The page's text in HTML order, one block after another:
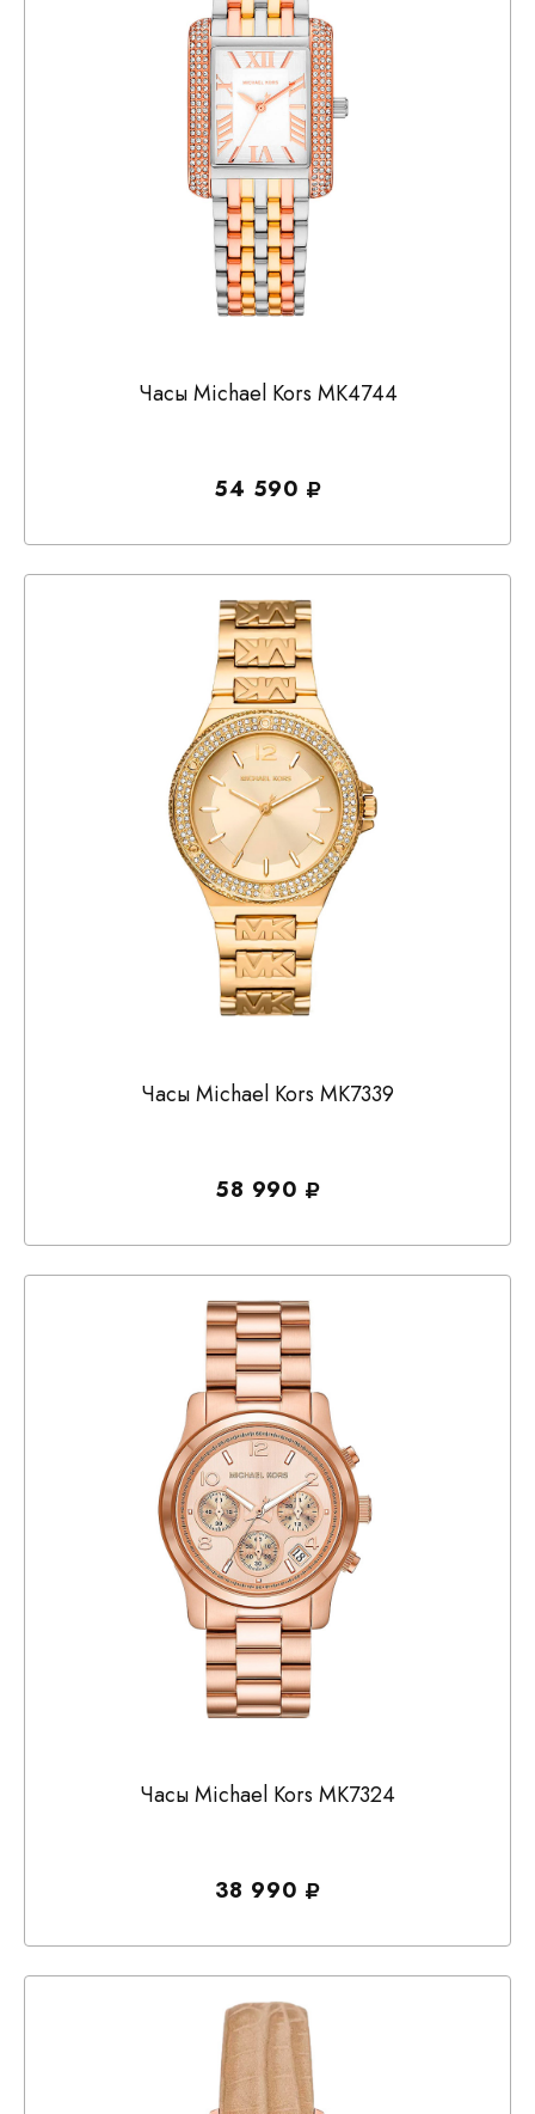
Часы Michael Kors MK4744
54 590
Часы Michael Kors MK7339
58 990
Часы Michael Kors MK7324
38 990